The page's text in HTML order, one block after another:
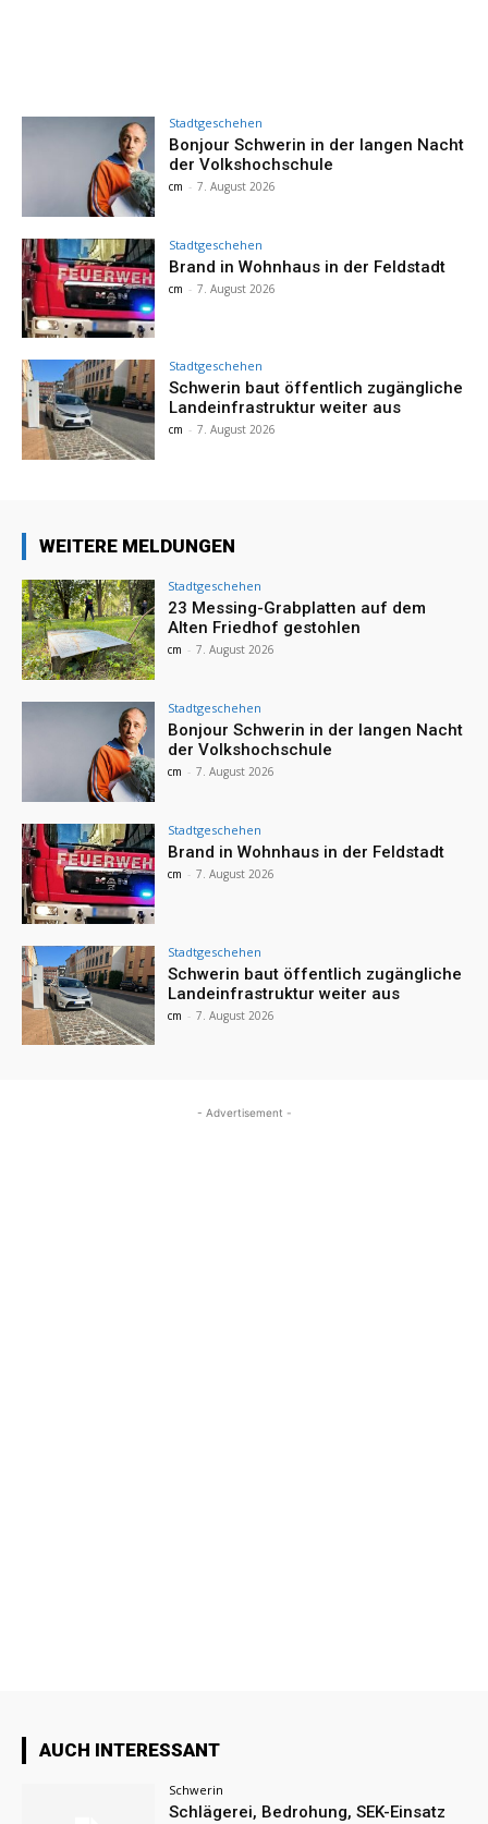
Stadtgeschehen
Bonjour Schwerin in der langen Nacht
der Volkshochschule
cm - 7. August 2026
Stadtgeschehen
Brand in Wohnhaus in der Feldstadt
cm - 7. August 2026
Stadtgeschehen
Schwerin baut öffentlich zugängliche
Landeinfrastruktur weiter aus
cm - 7. August 2026
WEITERE MELDUNGEN
Stadtgeschehen
23 Messing-Grabplatten auf dem
Alten Friedhof gestohlen
cm - 7. August 2026
Stadtgeschehen
Bonjour Schwerin in der langen Nacht
der Volkshochschule
cm - 7. August 2026
Stadtgeschehen
Brand in Wohnhaus in der Feldstadt
cm - 7. August 2026
Stadtgeschehen
Schwerin baut öffentlich zugängliche
Landeinfrastruktur weiter aus
cm - 7. August 2026
- Advertisement -
AUCH INTERESSANT
Schwerin
Schlägerei, Bedrohung, SEK-Einsatz